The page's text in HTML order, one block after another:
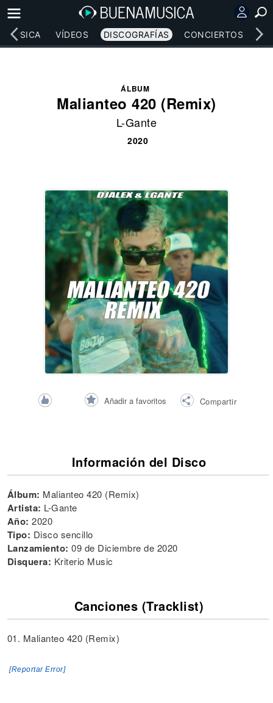
MÚSICA VÍDEOS DISCOGRAFÍAS CONCIERTOS
ÁLBUM
Malianteo 420 (Remix)
L-Gante
2020
Añadir a favoritos Compartir
Información del Disco
Álbum: Malianteo 420 (Remix)
Artista: L-Gante
Año: 2020
Tipo: Disco sencillo
Lanzamiento: 09 de Diciembre de 2020
Disquera: Kriterio Music
Canciones (Tracklist)
01. Malianteo 420 (Remix)
[Reportar Error]